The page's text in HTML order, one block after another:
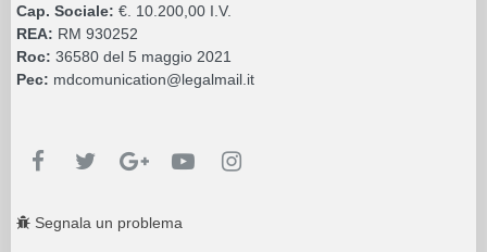
Cap. Sociale: €. 10.200,00 I.V.
REA: RM 930252
Roc: 36580 del 5 maggio 2021
Pec: mdcomunication@legalmail.it
Segnala un problema